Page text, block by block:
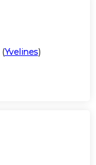
(Yvelines)